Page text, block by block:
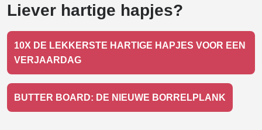
Liever hartige hapjes?
10X DE LEKKERSTE HARTIGE HAPJES VOOR EEN
VERJAARDAG
BUTTER BOARD: DE NIEUWE BORRELPLANK